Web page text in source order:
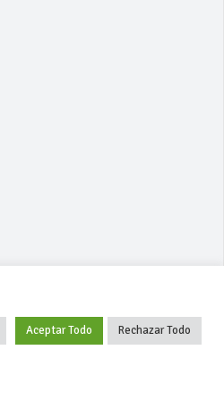
Aceptar Todo Rechazar Todo